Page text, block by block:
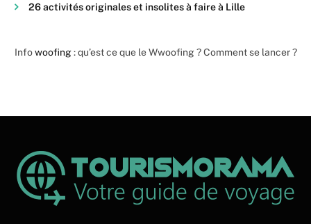
26 activités originales et insolites à faire à Lille
Infowoofing: qu’est ce que le Wwoofing ? Comment se lancer ?